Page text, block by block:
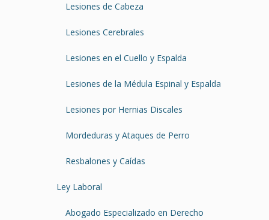
Lesiones de Cabeza
Lesiones Cerebrales
Lesiones en el Cuello y Espalda
Lesiones de la Médula Espinal y Espalda
Lesiones por Hernias Discales
Mordeduras y Ataques de Perro
Resbalones y Caídas
Ley Laboral
Abogado Especializado en Derecho